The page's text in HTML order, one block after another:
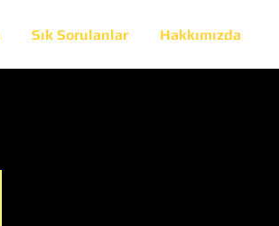
Sık Sorulanlar Hakkımızda